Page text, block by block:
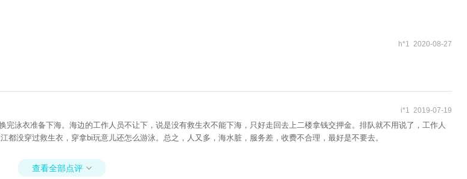
h*1 2020-08-27
i*1 2019-07-19
泳衣准备下海。海边的工作人员不让下，说是没有救生衣不能下海，只好走回去上二楼拿钱交押金。排队就不用说了，工作人
没穿过救生衣，穿拿bi玩意儿还怎么游泳。总之，人又多，海水脏，服务差，收费不合理，最好是不要去。
查看全部点评 